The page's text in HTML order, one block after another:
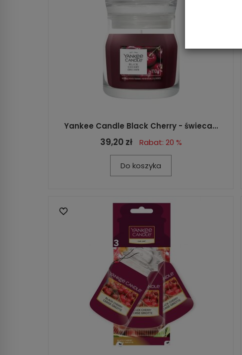
Yankee Candle Black Cherry - świeca...
39,20 zł Rabat: 20 %
Do koszyka